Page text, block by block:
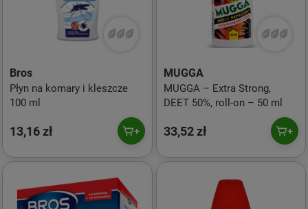
Bros
Płyn na komary i kleszcze
100 ml
13,16 zł
MUGGA
MUGGA – Extra Strong,
DEET 50%, roll-on – 50 ml
33,52 zł